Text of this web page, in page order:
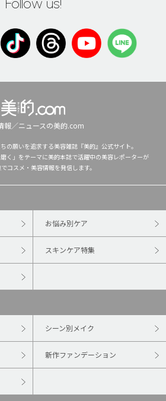
Follow us!
報／ニュースの美的.com
の願いを追求する美容雑誌『美的』公式サイト。
く」をテーマに美的本誌で活躍中の美容レポーターが
コスメ・美容情報を発信します。
お悩み別ケア
スキンケア特集
シーン別メイク
新作ファンデーション